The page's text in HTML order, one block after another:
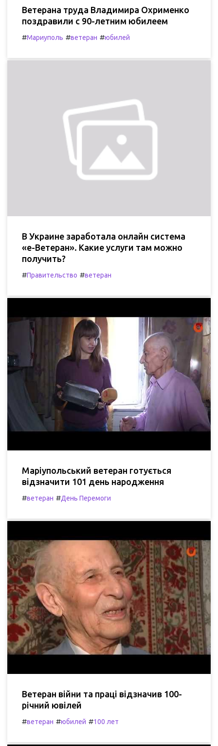
Ветерана труда Владимира Охрименко
поздравили с 90-летним юбилеем
#Мариуполь #ветеран #юбилей
В Украине заработала онлайн система
«е-Ветеран». Какие услуги там можно
получить?
#Правительство #ветеран
Маріупольський ветеран готується
відзначити 101 день народження
#ветеран #День Перемоги
Ветеран війни та праці відзначив 100-
річний ювілей
#ветеран #юбилей #100 лет